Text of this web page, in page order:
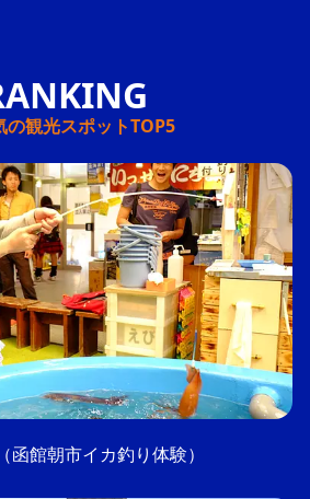
の観光スポットTOP5
函館朝市イカ釣り体験）